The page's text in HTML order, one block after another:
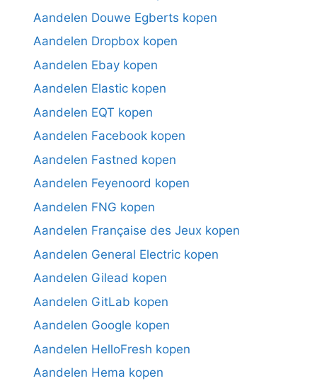
Aandelen Douwe Egberts kopen
Aandelen Dropbox kopen
Aandelen Ebay kopen
Aandelen Elastic kopen
Aandelen EQT kopen
Aandelen Facebook kopen
Aandelen Fastned kopen
Aandelen Feyenoord kopen
Aandelen FNG kopen
Aandelen Française des Jeux kopen
Aandelen General Electric kopen
Aandelen Gilead kopen
Aandelen GitLab kopen
Aandelen Google kopen
Aandelen HelloFresh kopen
Aandelen Hema kopen